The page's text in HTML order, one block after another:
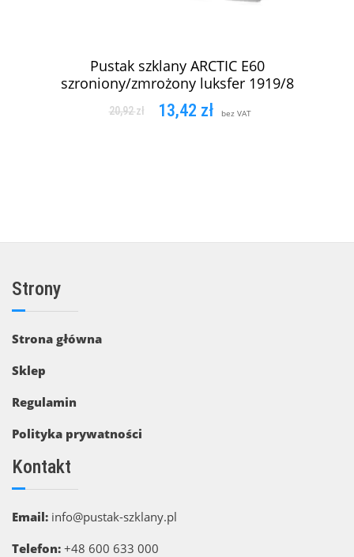
Pustak szklany ARCTIC E60
szroniony/zmrożony luksfer 1919/8
20,92zł 13,42 zł bez VAT
Strony
Strona główna
Sklep
Regulamin
Polityka prywatności
Kontakt
Email: info@pustak-szklany.pl
Telefon: +48 600 633 000